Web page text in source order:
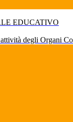
EDUCATIVO
degli Organi